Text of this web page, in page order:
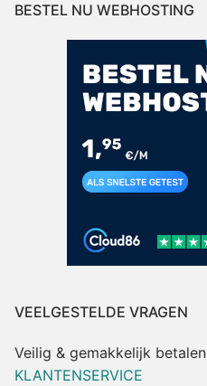
BESTEL NU WEBHOSTING
VEELGESTELDE VRAGEN
Veilig & gemakkelijk betalen
KLANTENSERVICE